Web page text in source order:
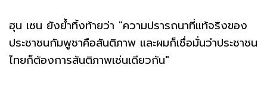
ฮุน เซน ยังย้ำทิ้งท้ายว่า "ความปรารถนาที่แท้จริงของ
ประชาชนกัมพูชาคือสันติภาพ และผมก็เชื่อมั่นว่าประชาชน
ไทยก็ต้องการสันติภาพเช่นเดียวกัน"